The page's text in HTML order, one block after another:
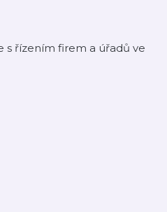
řízením firem a úřadů ve